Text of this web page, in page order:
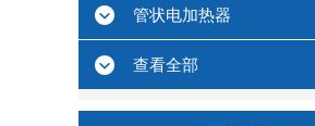
管状电加热器
查看全部